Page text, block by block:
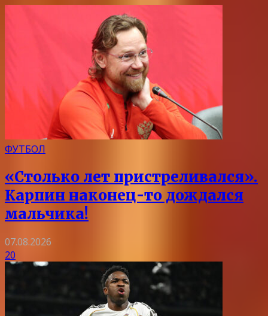
ФУТБОЛ
«Столько лет пристреливался».
Карпин наконец-то дождался
мальчика!
07.08.2026
20